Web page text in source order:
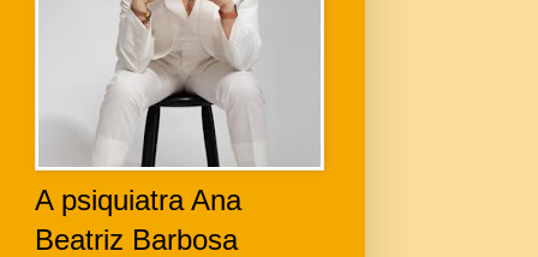
A psiquiatra Ana
Beatriz Barbosa